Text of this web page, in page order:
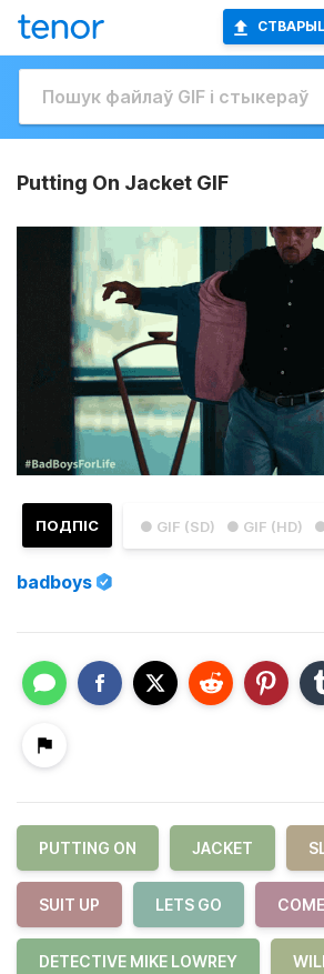
Putting On Jacket GIF
● GIF (SD) ● GIF (HD)
ПОДПІС
badboys
PUTTING ON JACKET
SUIT UP LETS GO
DETECTIVE MIKE LOWREY